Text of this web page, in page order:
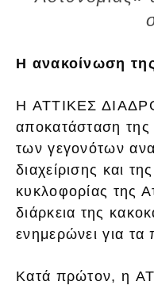
Η ανακοίνωση
Η ΑΤΤΙΚΕΣ
αποκατάσταση της
των γεγονότων
διαχείρισης και
κυκλοφορίας της
διάρκεια της
ενημερώνει για
Κατά πρώτον, η